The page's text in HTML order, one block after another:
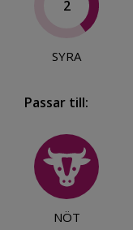
2
SYRA
Passar till:
NÖT